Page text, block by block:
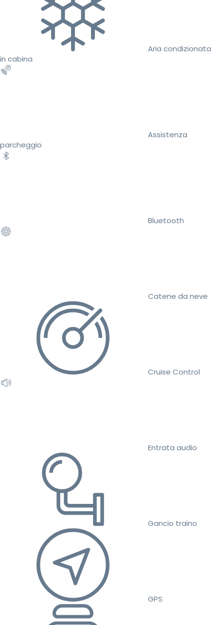
Aria condizionata
in cabina
Assistenza
parcheggio
Bluetooth
Catene da neve
Cruise Control
Entrata audio
Gancio traino
GPS